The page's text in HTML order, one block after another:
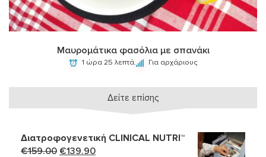
Μαυρομάτικα φασόλια με σπανάκι
1 ώρα 25 λεπτά. Για αρχάριους
Δείτε επίσης
Διατροφογενετική CLINICAL NUTRI™
€159.00 Original
€139.90Η